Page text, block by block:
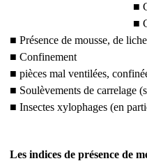
■
■
■ Présence de mousse, de
■ Confinement
■ pièces mal ventilées,
■ Soulèvements de carrelage
■ Insectes xylophages (en
Les indices de présence de